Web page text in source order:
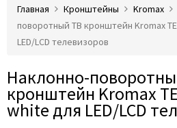
Главная Кронштейны Kromax
поворотный ТВ кронштейн Kromax
LED/LCD телевизоров
Наклонно-
кронштейн Kromax
white для LED/LCD